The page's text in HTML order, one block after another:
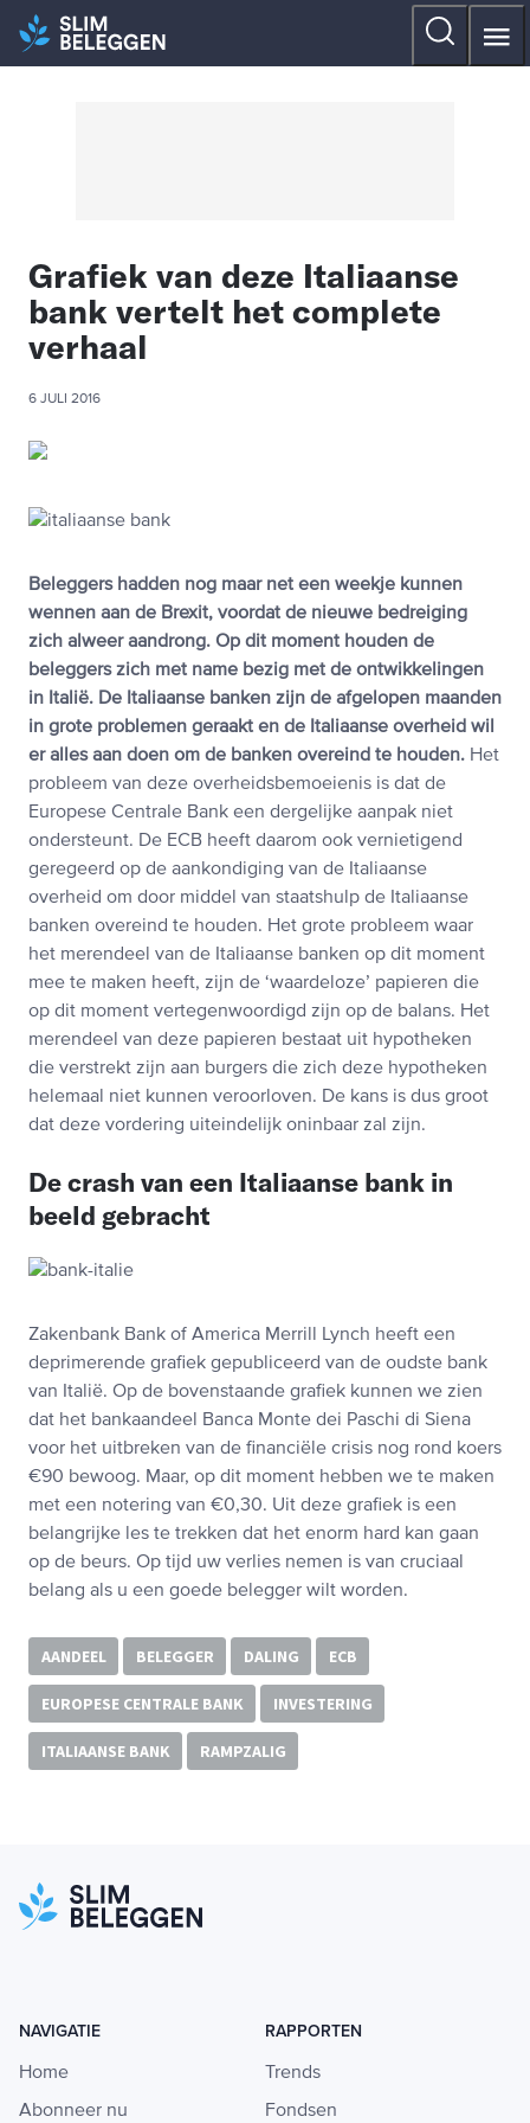
Grafiek van deze Italiaanse
bank vertelt het complete
verhaal
6 JULI 2016
Beleggers hadden nog maar net een weekje kunnen
wennen aan de Brexit, voordat de nieuwe bedreiging
zich alweer aandrong. Op dit moment houden de
beleggers zich met name bezig met de ontwikkelingen
in Italië. De Italiaanse banken zijn de afgelopen maanden
in grote problemen geraakt en de Italiaanse overheid wil
er alles aan doen om de banken overeind te houden. Het
probleem van deze overheidsbemoeienis is dat de
Europese Centrale Bank een dergelijke aanpak niet
ondersteunt. De ECB heeft daarom ook vernietigend
geregeerd op de aankondiging van de Italiaanse
overheid om door middel van staatshulp de Italiaanse
banken overeind te houden. Het grote probleem waar
het merendeel van de Italiaanse banken op dit moment
mee te maken heeft, zijn de ‘waardeloze’ papieren die
op dit moment vertegenwoordigd zijn op de balans. Het
merendeel van deze papieren bestaat uit hypotheken
die verstrekt zijn aan burgers die zich deze hypotheken
helemaal niet kunnen veroorloven. De kans is dus groot
dat deze vordering uiteindelijk oninbaar zal zijn.
De crash van een Italiaanse bank in
beeld gebracht
Zakenbank Bank of America Merrill Lynch heeft een
deprimerende grafiek gepubliceerd van de oudste bank
van Italië. Op de bovenstaande grafiek kunnen we zien
dat het bankaandeel Banca Monte dei Paschi di Siena
voor het uitbreken van de financiële crisis nog rond koers
€90 bewoog. Maar, op dit moment hebben we te maken
met een notering van €0,30. Uit deze grafiek is een
belangrijke les te trekken dat het enorm hard kan gaan
op de beurs. Op tijd uw verlies nemen is van cruciaal
belang als u een goede belegger wilt worden.
AANDEEL BELEGGER DALING ECB
EUROPESE CENTRALE BANK INVESTERING
ITALIAANSE BANK RAMPZALIG
NAVIGATIE
Home
Abonneer nu
RAPPORTEN
Trends
Fondsen